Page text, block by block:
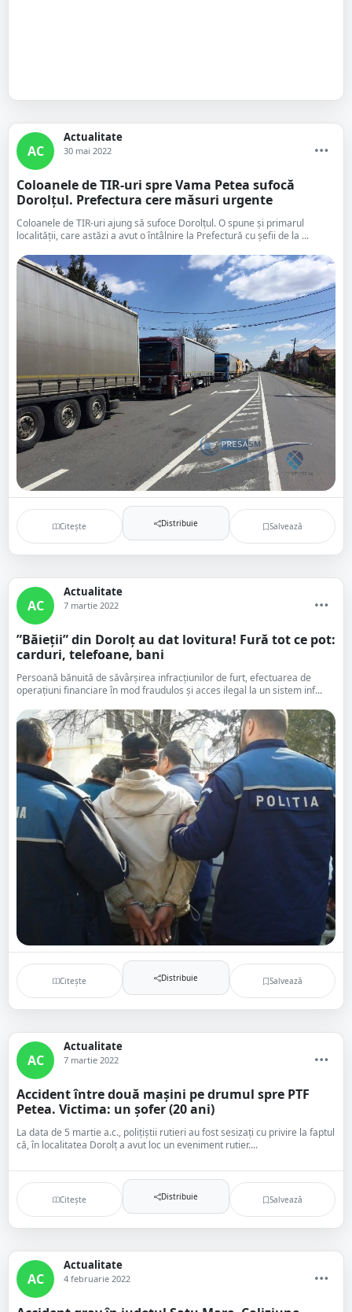
AC
Actualitate
30 mai 2022
Coloanele de TIR-uri spre Vama Petea sufocă
Dorolțul. Prefectura cere măsuri urgente
Coloanele de TIR-uri ajung să sufoce Dorolțul. O spune și primarul
localității, care astăzi a avut o întâlnire la Prefectură cu șefii de la ...
Citește Distribuie Salvează
AC
Actualitate
7 martie 2022
”Băieții” din Dorolț au dat lovitura! Fură tot ce pot:
carduri, telefoane, bani
Persoană bănuită de săvârșirea infracțiunilor de furt, efectuarea de
operațiuni financiare în mod fraudulos și acces ilegal la un sistem inf...
Citește Distribuie Salvează
AC
Actualitate
7 martie 2022
Accident între două mașini pe drumul spre PTF
Petea. Victima: un șofer (20 ani)
La data de 5 martie a.c., polițiștii rutieri au fost sesizați cu privire la faptul
că, în localitatea Dorolț a avut loc un eveniment rutier....
Citește Distribuie Salvează
AC
Actualitate
4 februarie 2022